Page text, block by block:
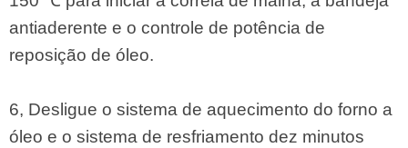
antiaderente e o controle de potência de
reposição de óleo.
6, Desligue o sistema de aquecimento do forno a
óleo e o sistema de resfriamento dez minutos